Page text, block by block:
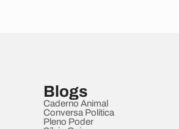
Blogs
Caderno Animal
Conversa Política
Pleno Poder